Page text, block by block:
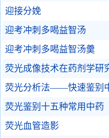
迎接分娩
迎考冲刺多喝益智汤
迎考冲刺多喝益智汤羹
荧光成像技术在药剂学研
荧光分析法——快速鉴别
荧光鉴别十五种常用中药
荧光血管造影